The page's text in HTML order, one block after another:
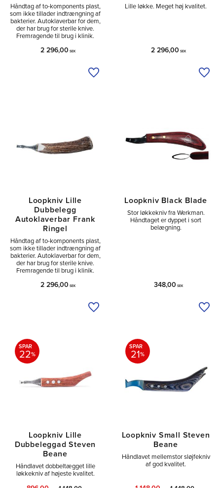
Håndtag af to-komponents plast,
som ikke tillader indtrængning af
bakterier. Autoklaverbar for dem,
der har brug for sterile knive.
Fremragende til brug i klinik.
2 296,00 SEK
Tilføj til ønskeliste
Lille løkke. Meget høj kvalitet.
2 296,00 SEK
Loopkniv Lille
Dubbelegg
Autoklaverbar Frank
Ringel
Håndtag af to-komponents plast,
som ikke tillader indtrængning af
bakterier. Autoklaverbar for dem,
der har brug for sterile knive.
Fremragende til brug i klinik.
2 296,00 SEK
Tilføj til ønskeliste
Loopkniv Black Blade
Stor løkkekniv fra Werkman.
Håndtaget er dyppet i sort
belægning.
348,00 SEK
Loopkniv Lille
Dubbeleggad Steven
Beane
Håndlavet dobbeltægget lille
løkkekniv af højeste kvalitet.
SPAR
22%
Loopkniv Small Steven
Beane
Håndlavet mellemstor sløjfekniv
af god kvalitet.
SPAR
21%